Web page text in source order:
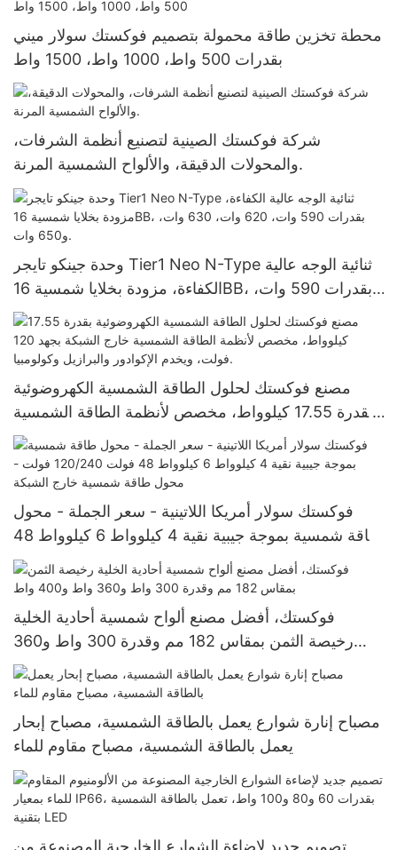
محطة تخزين طاقة محمولة بتصميم فوكستك سولار ميني
بقدرات 500 واط، 1000 واط، 1500 واط
شركة فوكستك الصينية لتصنيع أنظمة الشرفات،
والمحولات الدقيقة، والألواح الشمسية المرنة.
وحدة جينكو تايجر Tier1 Neo N-Type ثنائية الوجه عالية
الكفاءة، مزودة بخلايا شمسية 16BB، بقدرات 590 وات،
620 وات، 630 وات، و650 وات.
مصنع فوكستك لحلول الطاقة الشمسية الكهروضوئية
بقدرة 17.55 كيلوواط، مخصص لأنظمة الطاقة الشمسية
خارج الشبكة بجهد 120 فولت، ويخدم الإكوادور والبرازيل
وكولومبيا.
فوكستك سولار أمريكا اللاتينية - سعر الجملة - محول
طاقة شمسية بموجة جيبية نقية 4 كيلوواط 6 كيلوواط 48
فولت 120/240 فولت - محول طاقة شمسية خارج
الشبكة
فوكستك، أفضل مصنع ألواح شمسية أحادية الخلية
رخيصة الثمن بمقاس 182 مم وقدرة 300 واط و360
واط و400 واط
مصباح إنارة شوارع يعمل بالطاقة الشمسية، مصباح إبحار
يعمل بالطاقة الشمسية، مصباح مقاوم للماء
تصميم جديد لإضاءة الشوارع الخارجية المصنوعة من